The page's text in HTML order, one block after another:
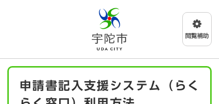
メニューを飛ばして本文へ
本
申請書記入支援システム（らく